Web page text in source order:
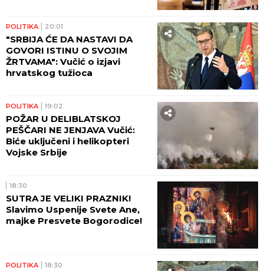
POLITIKA 20:01
"SRBIJA ĆE DA NASTAVI DA
GOVORI ISTINU O SVOJIM
ŽRTVAMA": Vučić o izjavi
hrvatskog tužioca
POLITIKA 19:02
POŽAR U DELIBLATSKOJ
PEŠČARI NE JENJAVA Vučić:
Biće uključeni i helikopteri
Vojske Srbije
18:30
SUTRA JE VELIKI PRAZNIK!
Slavimo Uspenije Svete Ane,
majke Presvete Bogorodice!
POLITIKA 18:30